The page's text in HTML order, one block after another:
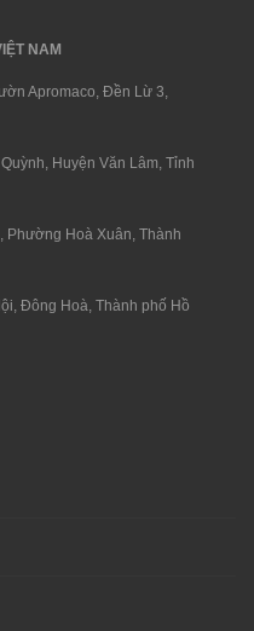
NAM
Apromaco, Đền Lừ 3,
Huyện Văn Lâm, Tỉnh
Phường Hoà Xuân, Thành
Đông Hoà, Thành phố Hồ